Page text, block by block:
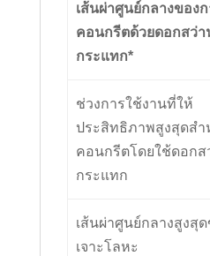
เส้นผ่าศูนย์กลางของก
คอนกรีตด้วยดอกสว่า
กระแทก*
ช่วงการใช้งานที่ให้
ประสิทธิภาพสูงสุดสำ
คอนกรีตโดยใช้ดอกส
กระแทก
เส้นผ่าศูนย์กลางสูงสุ
เจาะโลหะ